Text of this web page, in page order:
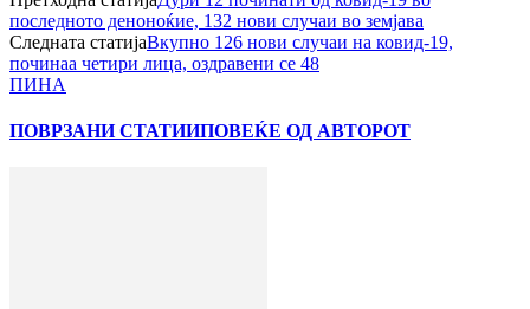
последното деноноќие, 132 нови случаи во земјава
Следната статијаВкупно 126 нови случаи на ковид-19,
починаа четири лица, оздравени се 48
ПИНА
ПОВРЗАНИ СТАТИИПОВЕЌЕ ОД АВТОРОТ